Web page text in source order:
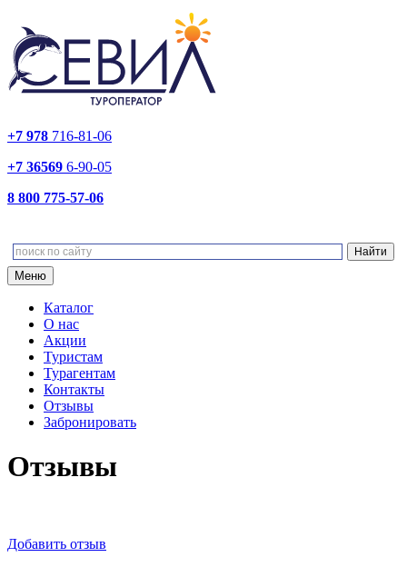
+7 978 716-81-06
+7 36569 6-90-05
8 800 775-57-06
Меню
Каталог
О нас
Акции
Туристам
Турагентам
Контакты
Отзывы
Забронировать
Отзывы
Добавить отзыв